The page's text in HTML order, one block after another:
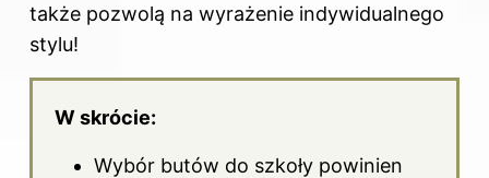
także pozwolą na wyrażenie indywidualnego
stylu!
W skrócie:
Wybór butów do szkoły powinien